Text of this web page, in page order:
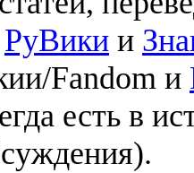
РуВики и
Fandom и
есть в